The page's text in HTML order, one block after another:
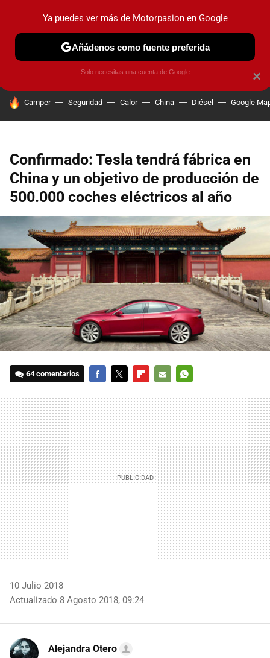
PRUEBAS COCHES ELÉCTRICOS OBSERVATORIO
HOY SE HABLA DE
Camper Seguridad Calor China Diésel Google
Confirmado: Tesla tendrá fábrica en
China y un objetivo de producción de
500.000 coches eléctricos al año
64 comentarios
MAIL
10 Julio 2018
Actualizado 8 Agosto 2018, 09:24
Alejandra Otero
×
Ya puedes ver más de Motorpasion en Google
Añádenos como fuente preferida
Solo necesitas una cuenta de Google